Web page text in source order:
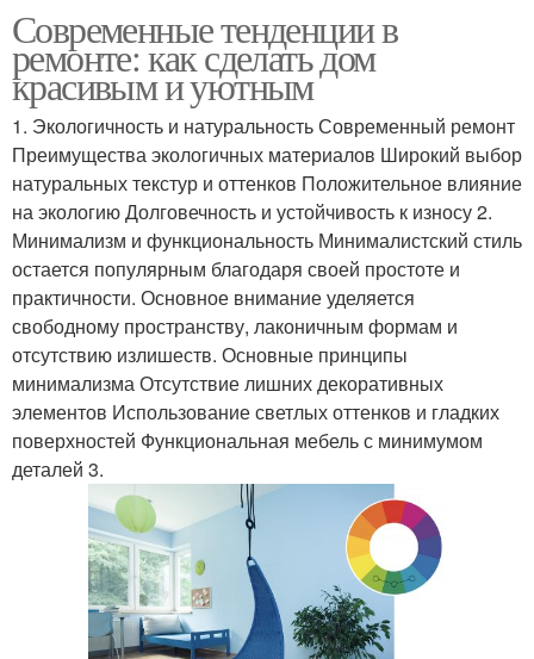
Современные тенденции в
ремонте: как сделать дом
красивым и уютным
1. Экологичность и натуральность Современный ремонт
Преимущества экологичных материалов Широкий выбор
натуральных текстур и оттенков Положительное влияние
на экологию Долговечность и устойчивость к износу 2.
Минимализм и функциональность Минималистский стиль
остается популярным благодаря своей простоте и
практичности. Основное внимание уделяется
свободному пространству, лаконичным формам и
отсутствию излишеств. Основные принципы
минимализма Отсутствие лишних декоративных
элементов Использование светлых оттенков и гладких
поверхностей Функциональная мебель с минимумом
деталей 3.